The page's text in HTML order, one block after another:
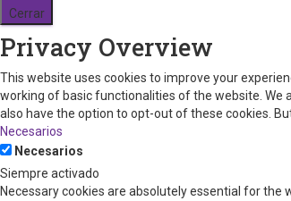
Cerrar
Privacy Overview
This website uses cookies to improve your
working of basic functionalities of the website. We
also have the option to opt-out of these cookies.
Necesarios
Necesarios
Siempre activado
Necessary cookies are absolutely essential for